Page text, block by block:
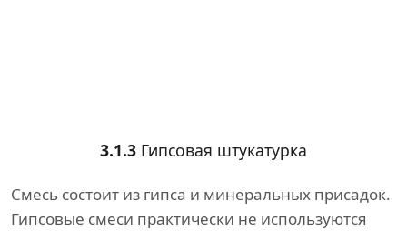
3.1.3 Гипсовая штукатурка
Смесь состоит из гипса и минеральных присадок.
Гипсовые смеси практически не используются